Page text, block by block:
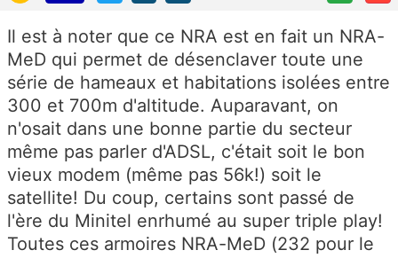
Il est à noter que ce NRA est en fait un NRA-
MeD qui permet de désenclaver toute une
série de hameaux et habitations isolées entre
300 et 700m d'altitude. Auparavant, on
n'osait dans une bonne partie du secteur
même pas parler d'ADSL, c'était soit le bon
vieux modem (même pas 56k!) soit le
satellite! Du coup, certains sont passé de
l'ère du Minitel enrhumé au super triple play!
Toutes ces armoires NRA-MeD (232 pour le